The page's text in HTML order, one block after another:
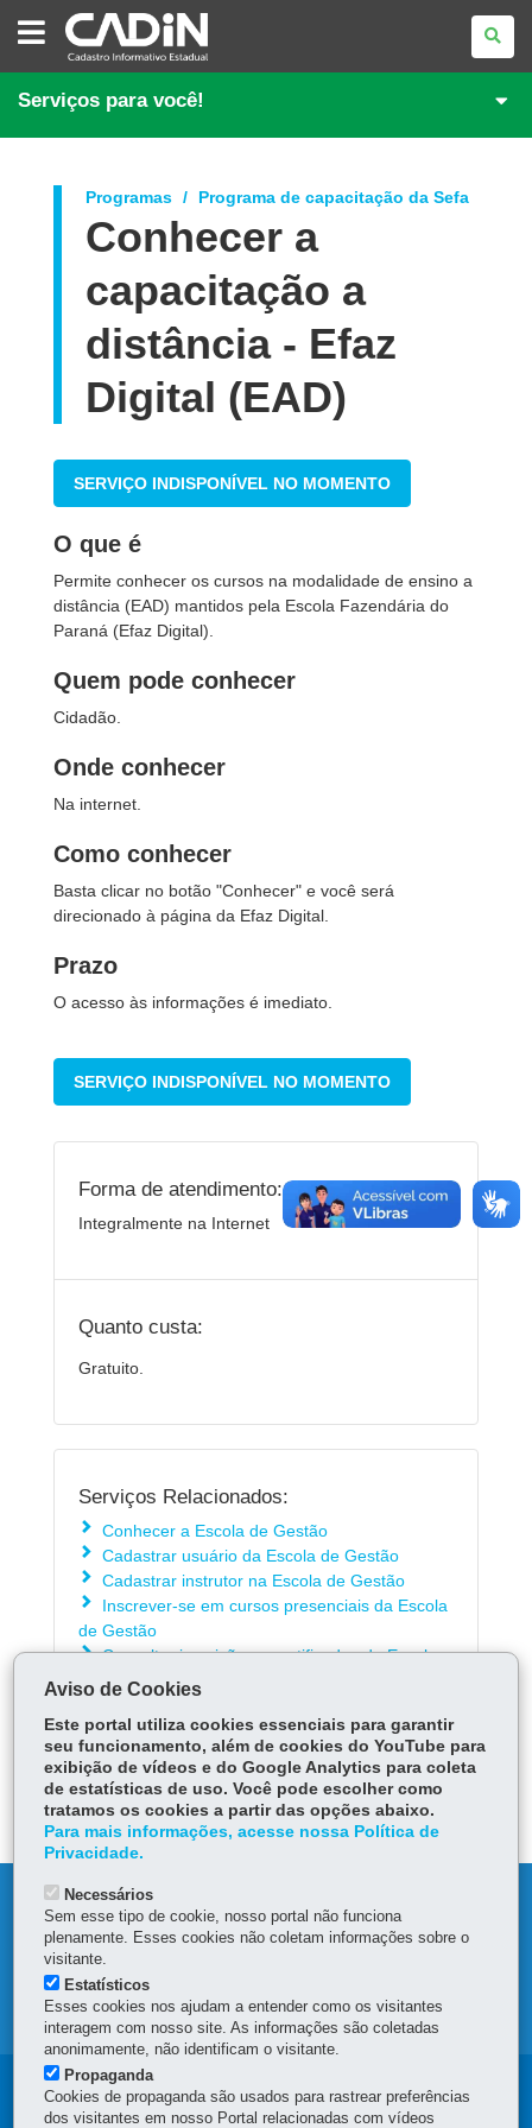
CADASTRO
INFORMATIVO
ESTADUAL
Serviços para você!
Programas Programa de capacitação da Sefa
Conhecer a
capacitação a
distância - Efaz
Digital (EAD)
SERVIÇO INDISPONÍVEL NO MOMENTO
O que é
Permite conhecer os cursos na modalidade de ensino a
distância (EAD) mantidos pela Escola Fazendária do
Paraná (Efaz Digital).
Quem pode conhecer
Cidadão.
Onde conhecer
Na internet.
Como conhecer
Basta clicar no botão "Conhecer" e você será
direcionado à página da Efaz Digital.
Prazo
O acesso às informações é imediato.
SERVIÇO INDISPONÍVEL NO MOMENTO
Forma de atendimento:
Integralmente na Internet
Quanto custa:
Gratuito.
Serviços Relacionados:
Conhecer a Escola de Gestão
Cadastrar usuário da Escola de Gestão
Cadastrar instrutor na Escola de Gestão
Inscrever-se em cursos presenciais da Escola
de Gestão
Consultar inscrições e certificados da Escola
de Gestão
ÓRGÃO RESPONSÁVEL
DEIXE SUA OPINIÃO
MAPA DO SITE
DENUNCIE CORRUPÇÃO
Navegação
Aviso de Cookies
Este portal utiliza cookies essenciais para garantir
seu funcionamento, além de cookies do YouTube para
exibição de vídeos e do Google Analytics para coleta
de estatísticas de uso. Você pode escolher como
tratamos os cookies a partir das opções abaixo.
Para mais informações, acesse nossa Política de
Privacidade.
Necessários
Sem esse tipo de cookie, nosso portal não funciona
plenamente. Esses cookies não coletam informações sobre o
visitante.
Estatísticos
Esses cookies nos ajudam a entender como os visitantes
interagem com nosso site. As informações são coletadas
anonimamente, não identificam o visitante.
Propaganda
Cookies de propaganda são usados para rastrear preferências
dos visitantes em nosso Portal relacionadas com vídeos